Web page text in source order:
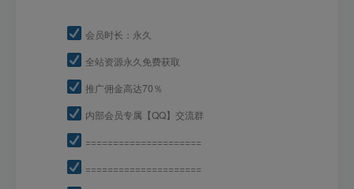
会员时长：永久
全站资源永久免费获取
推广佣金高达70％
内部会员专属【QQ】交流群
=====================
=====================